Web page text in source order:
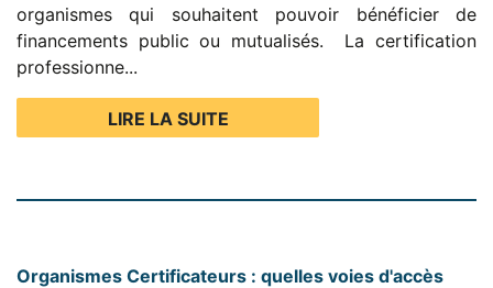
organismes qui souhaitent pouvoir bénéficier de
financements public ou mutualisés. La certification
professionne...
LIRE LA SUITE
Organismes Certificateurs : quelles voies d'accès